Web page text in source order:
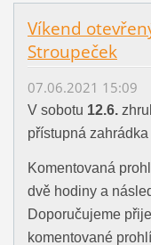
Víkend
Stroupeček
07.06.2021 15:09
V sobotu 12.6.
přístupná
Komentovaná
dvě hodiny a
Doporučujeme
komentované